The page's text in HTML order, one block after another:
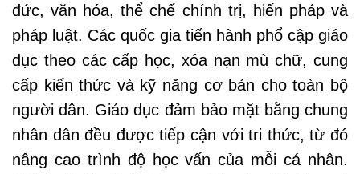
đức, văn hóa, thể chế chính trị, hiến pháp và
pháp luật. Các quốc gia tiến hành phổ cập giáo
dục theo các cấp học, xóa nạn mù chữ, cung
cấp kiến thức và kỹ năng cơ bản cho toàn bộ
người dân. Giáo dục đảm bảo mặt bằng chung
nhân dân đều được tiếp cận với tri thức, từ đó
nâng cao trình độ học vấn của mỗi cá nhân.